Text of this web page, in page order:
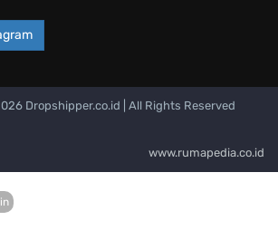
Dropshipper.co.id | All Rights Reserved
www.rumapedia.co.id